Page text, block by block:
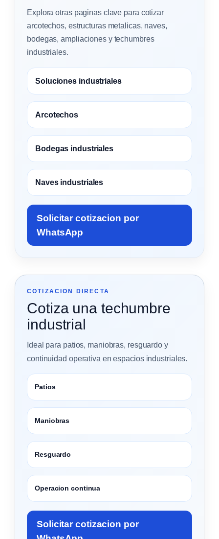
Explora otras paginas clave para cotizar
arcotechos, estructuras metalicas, naves,
bodegas, ampliaciones y techumbres
industriales.
Soluciones industriales
Arcotechos
Bodegas industriales
Naves industriales
Solicitar cotizacion por
WhatsApp
COTIZACION DIRECTA
Cotiza una techumbre
industrial
Ideal para patios, maniobras, resguardo y
continuidad operativa en espacios industriales.
Patios
Maniobras
Resguardo
Operacion continua
Solicitar cotizacion por